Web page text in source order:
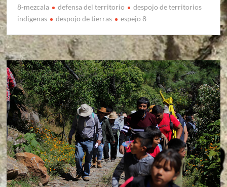
8-mezcala defensa del territorio
despojo de territorios
indigenas
despojo de tierras espejo 8